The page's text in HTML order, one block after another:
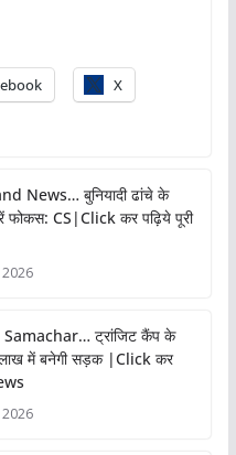
X
News… बुनियादी ढांचे के
फोकस: CS|Click कर पढ़िये पूरी
ट्रांजिट कैंप के
में बनेगी सड़क |Click कर